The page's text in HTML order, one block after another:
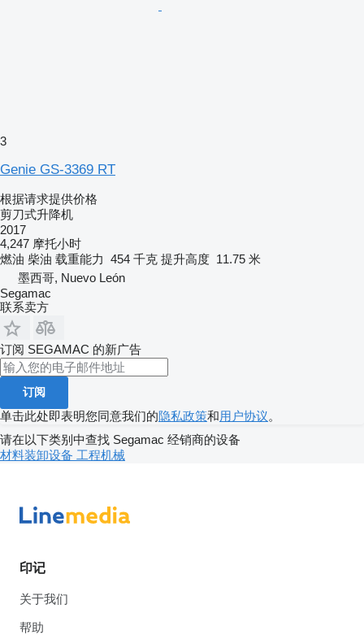
3
Genie GS-3369 RT
根据请求提供价格
剪刀式升降机
2017
4,247 摩托小时
燃油 柴油 载重能力 454 千克 提升高度 11.75 米
墨西哥, Nuevo León
Segamac
联系卖方
订阅 SEGAMAC 的新广告
订阅
单击此处即表明您同意我们的隐私政策和用户协议。
请在以下类别中查找 Segamac 经销商的设备
材料装卸设备 工程机械
印记
关于我们
帮助